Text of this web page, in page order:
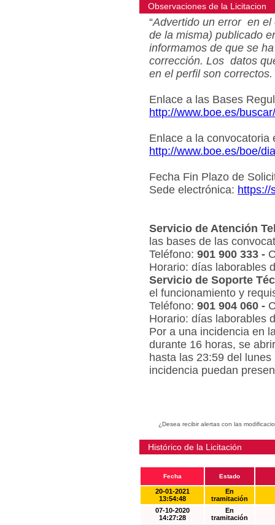
Observaciones de la Licitacion
“Advertido un error en el
de la misma) publicado
informamos de que se
corrección. Los datos
en el perfil son correctos.
Enlace a las Bases
http://www.boe.es/
Enlace a la convocatoria
http://www.boe.es/boe/
Fecha Fin Plazo de
Sede electrónica: https://
Servicio de Atención
las bases de las
Teléfono: 901 900 333 -
Horario: días laborables
Servicio de Soporte
el funcionamiento y
Teléfono: 901 904 060 -
Horario: días laborables
Por a una incidencia en
durante 16 horas, se
hasta las 23:59 del
incidencia puedan
¿Desea recibir alertas con las
Histórico de la Licitación
Fecha Estado
20-01-2021
13:54:48
En
tramitación
07-10-2020
14:27:28
En
tramitación